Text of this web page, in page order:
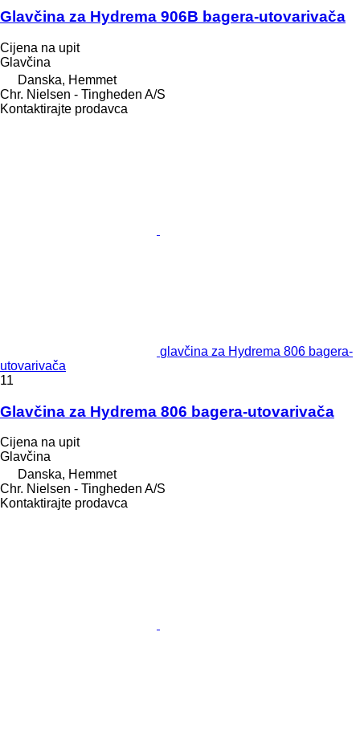
Glavčina za Hydrema 906B bagera-utovarivača
Cijena na upit
Glavčina
Danska, Hemmet
Chr. Nielsen - Tingheden A/S
Kontaktirajte prodavca
glavčina za Hydrema 806 bagerа-
utovarivačа
11
Glavčina za Hydrema 806 bagera-utovarivača
Cijena na upit
Glavčina
Danska, Hemmet
Chr. Nielsen - Tingheden A/S
Kontaktirajte prodavca